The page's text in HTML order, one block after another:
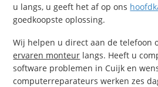
u langs, u geeft het af op ons
goedkoopste oplossing.
Wij helpen u direct aan de telefoon
ervaren monteur langs. Heeft u
software problemen in Cuijk en
computerreparateurs werken zes